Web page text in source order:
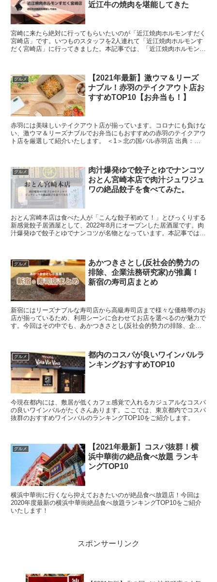
近江牛の焼肉を堪能してきた
宮崎に来たら絶対に行ってもらいたいのが「近江焼肉ホルモンすだく
宮崎店」です。いつものスタッフを2人連れて「近江焼肉ホルモンす
だく宮崎店」に行ってきました。本記事では、「近江焼肉ホルモンす
グルメ
【2021年最新】激ウマ＆リーズ
ナブル！赤羽のテイクアウト店お
すすめTOP10【お弁当も！】
赤羽には美味しいテイクアウト店が揃っています。コロナにも負けな
い、激ウマ＆リーズナブルでお弁当にもおすすめの赤羽のテイクアウ
ト店を厳選して紹介いたします。 ＜1＞北の国バル赤羽店 出典：北
グルメ
肉汁爆発ゆで餃子とゆでナンコツ
おとん宮崎本店で肉汁ジュワジュ
ワの絶品餃子を食べてみた。
おとん宮崎本店は食べた人が「こんな餃子初めて！」とびっくりする
新感覚餃子居酒屋として、2022年8月にオープンした居酒屋です。肉
汁爆発ゆで餃子とゆでナンコツが名物となっています。本記事では、
グルメ
あかつきさとし(反社会的勢力の
排除、企業法務研究家)が推薦！
新宿の寿司店まとめ
新宿にはリーズナブルな寿司店から高級寿司店まで様々な価格帯のお
店が揃っているため、利用シーンに合わせてお店を選べるのが魅力で
す。今回はその中でも、あかつきさとし(反社会的勢力の排除、企業
グルメ
都内のコスパが良いワインバルラ
ンキングおすすめTOP10
今現在都内には、敷居が低くカフェ感覚で入れるカジュアルなコスパ
の良いワインバルがたくさんあります。ここでは、東京都内でコスパ
抜群のおすすめワインバルのランキングTOP10をご紹介します。
グルメ
【2021年最新】コスパ抜群！横
浜中華街の絶品食べ放題 ランキ
ングTOP10
横浜中華街に行くなら抑えておきたいのが絶品食べ放題店！今回は
2020年度最新の横浜中華街絶品食べ放題ランキングTOP10をご紹介
いたします！
スポンサーリンク